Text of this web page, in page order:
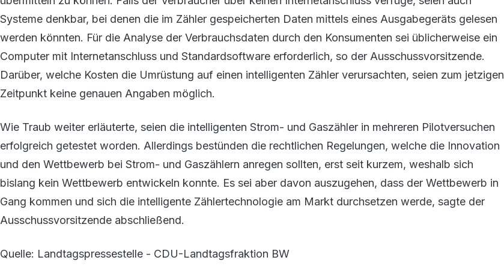
Systeme denkbar, bei denen die im Zähler gespeicherten Daten mittels eines Ausgabegeräts gelesen
werden könnten. Für die Analyse der Verbrauchsdaten durch den Konsumenten sei üblicherweise ein
Computer mit Internetanschluss und Standardsoftware erforderlich, so der Ausschussvorsitzende.
Darüber, welche Kosten die Umrüstung auf einen intelligenten Zähler verursachten, seien zum jetzigen
Zeitpunkt keine genauen Angaben möglich.
Wie Traub weiter erläuterte, seien die intelligenten Strom- und Gaszähler in mehreren Pilotversuchen
erfolgreich getestet worden. Allerdings bestünden die rechtlichen Regelungen, welche die Innovation
und den Wettbewerb bei Strom- und Gaszählern anregen sollten, erst seit kurzem, weshalb sich
bislang kein Wettbewerb entwickeln konnte. Es sei aber davon auszugehen, dass der Wettbewerb in
Gang kommen und sich die intelligente Zählertechnologie am Markt durchsetzen werde, sagte der
Ausschussvorsitzende abschließend.
Quelle: Landtagspressestelle - CDU-Landtagsfraktion BW